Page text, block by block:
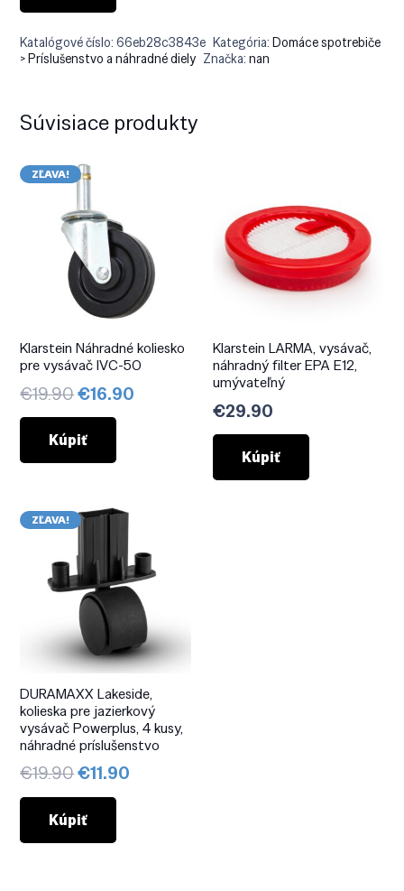
Katalógové číslo:66eb28c3843e Kategória:Domáce spotrebiče
> Príslušenstvo a náhradné diely Značka:nan
Súvisiace produkty
ZĽAVA!
Klarstein Náhradné koliesko
pre vysávač IVC-50
€19.90Pôvodná
cena
bola:
€19.90.
€16.90
Kúpiť
Klarstein LARMA, vysávač,
náhradný filter EPA E12,
umývateľný
€29.90
Kúpiť
ZĽAVA!
DURAMAXX Lakeside,
kolieska pre jazierkový
vysávač Powerplus, 4 kusy,
náhradné príslušenstvo
€19.90Pôvodná
cena
bola:
€19.90.
€11.90
Kúpiť